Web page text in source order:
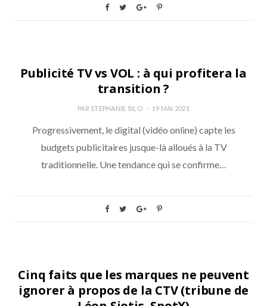
Publicité TV vs VOL : à qui profitera la
transition ?
PAR STEPHANIE SILO 19 MAI 2021
Progressivement, le digital (vidéo online) capte les
budgets publicitaires jusque-là alloués à la TV
traditionnelle. Une tendance qui se confirme…
Cinq faits que les marques ne peuvent
ignorer à propos de la CTV (tribune de